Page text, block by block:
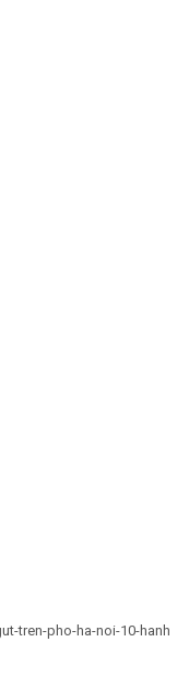
tren-pho-ha-noi-10-hanh